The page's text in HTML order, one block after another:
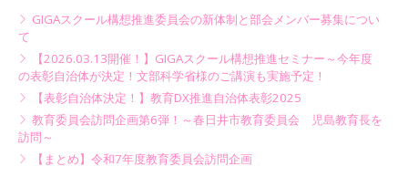
GIGAスクール構想推進委員会の新体制と部会メンバー募集につい
て
【2026.03.13開催！】GIGAスクール構想推進セミナー～今年度
の表彰自治体が決定！文部科学省様のご講演も実施予定！
【表彰自治体決定！】教育DX推進自治体表彰2025
教育委員会訪問企画第6弾！～春日井市教育委員会 児島教育長を
訪問～
【まとめ】令和7年度教育委員会訪問企画